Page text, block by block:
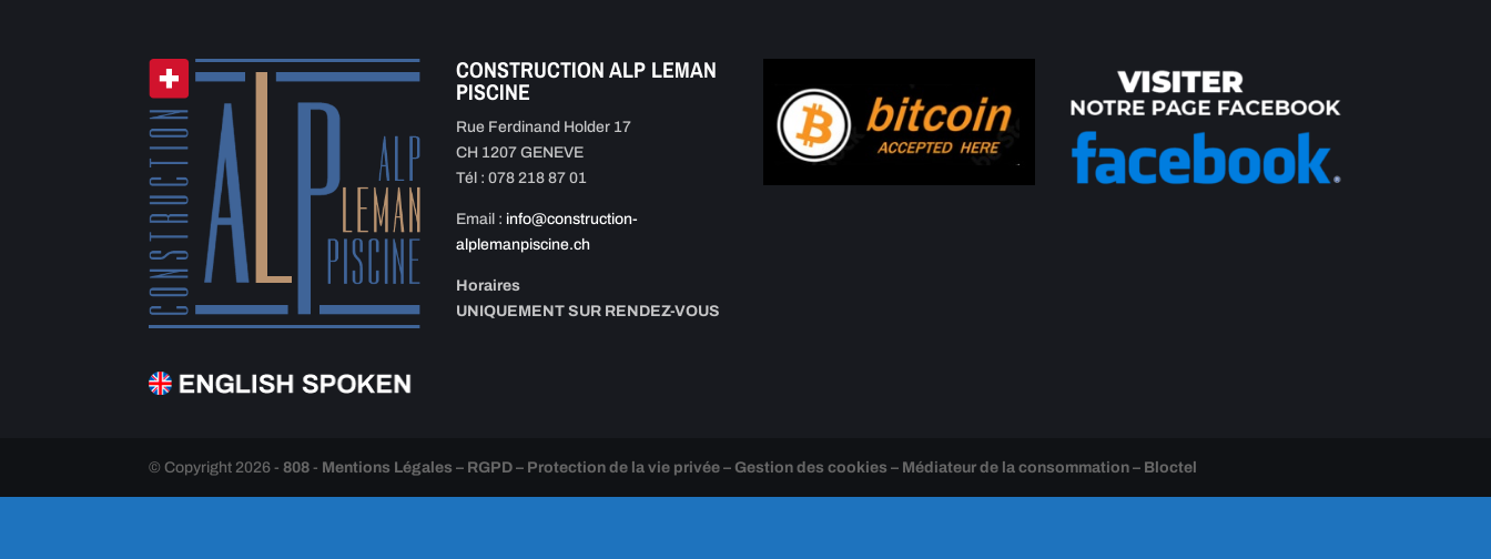
CONSTRUCTION ALP LEMAN
PISCINE
Rue Ferdinand Holder 17
CH 1207 GENEVE
Tél : 078 218 87 01
Email : info@construction-
alplemanpiscine.ch
Horaires
UNIQUEMENT SUR RENDEZ-VOUS
© Copyright 2026 -808 - Mentions Légales – RGPD – Protection de la vie privée – Gestion des cookies – Médiateur de la consommation – Bloctel